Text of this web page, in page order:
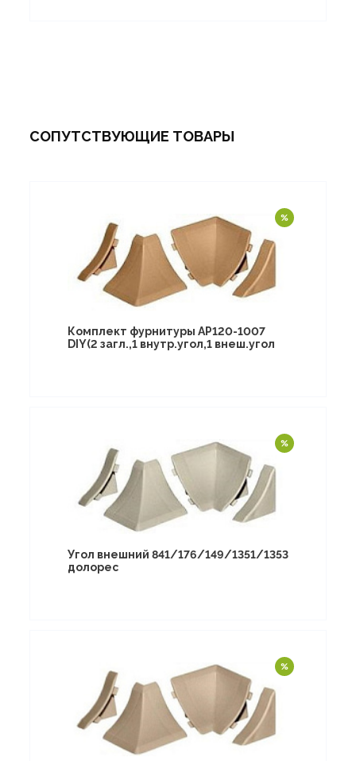
СОПУТСТВУЮЩИЕ ТОВАРЫ
Комплект фурнитуры AP120-1007
DIY(2 загл.,1 внутр.угол,1 внеш.угол
Угол внешний 841/176/149/1351/1353
долорес